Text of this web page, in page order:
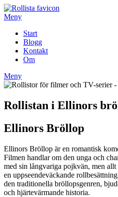
Hoppa
till
Meny
Start
Blogg
Kontakt
Om
Meny
Rollistan i Ellinors
Ellinors Bröllop
Ellinors Bröllop är en romantisk
Filmen handlar om den unga och
med sin långvariga pojkvän, men
en uppseendeväckande
den traditionella bröllopsgenren,
och hjärtevärmande historia.